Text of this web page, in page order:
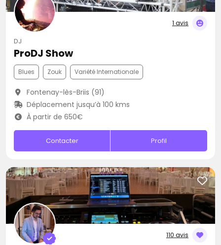
1 avis
DJ
ProDJ Show
Blues Zouk Variété Internationale
Fontenay-lès-Briis (91)
Déplacement jusqu’à 100 kms
À partir de 650€
Contacter Profil
110 avis